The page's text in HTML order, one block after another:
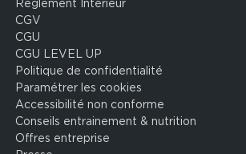
legal
Règlement Intérieur
CGV
CGU
CGU LEVEL UP
Politique de confidentialité
Paramétrer les cookies
Accessibilité non conforme
Conseils entrainement & nutrition
Offres entreprise